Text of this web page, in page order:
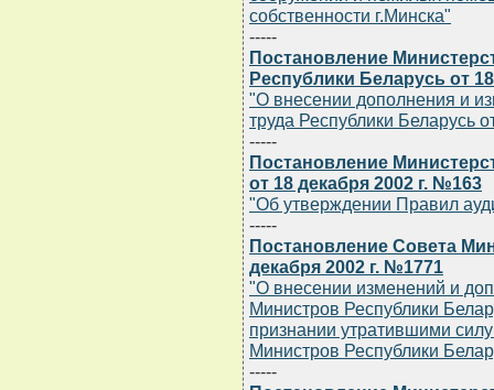
собственности г.Минска"
-----
Постановление
Республики Беларусь от
"О внесении дополнения и
труда Республики Беларусь
-----
Постановление
от 18 декабря 2002 г. №163
"Об утверждении Правил
-----
Постановление Совета
декабря 2002 г. №1771
"О внесении изменений и
Министров Республики
признании утратившими
Министров Республики
-----